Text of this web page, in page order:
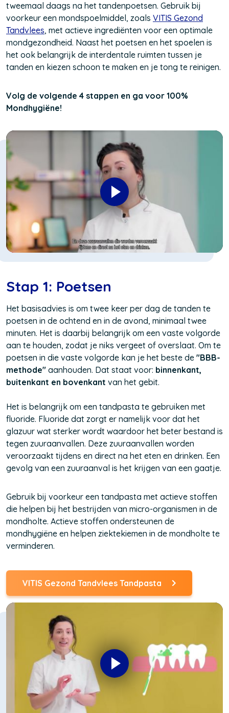
tweemaal daags na het tandenpoetsen. Gebruik bij
voorkeur een mondspoelmiddel, zoals V(Opent
in
een
nieuw
venster)
ITIS Gezond
Tandvlees(Opent
in
een
nieuw
, met actieve ingrediënten voor een optimale
mondgezondheid. Naast het poetsen en het spoelen is
het ook belangrijk de interdentale ruimten tussen je
tanden en kiezen schoon te maken en je tong te reinigen.
Volg de volgende 4 stappen en ga voor 100%
Mondhygiëne!
Stap 1: Poetsen
Het basisadvies is om twee keer per dag de tanden te
poetsen in de ochtend en in de avond, minimaal twee
minuten. Het is daarbij belangrijk om een vaste volgorde
aan te houden, zodat je niks vergeet of overslaat. Om te
poetsen in die vaste volgorde kan je het beste de "BBB-
methode" aanhouden. Dat staat voor: binnenkant,
buitenkant en bovenkant van het gebit.
Het is belangrijk om een tandpasta te gebruiken met
fluoride. Fluoride dat zorgt er namelijk voor dat het
glazuur wat sterker wordt waardoor het beter bestand is
tegen zuuraanvallen. Deze zuuraanvallen worden
veroorzaakt tijdens en direct na het eten en drinken. Een
gevolg van een zuuraanval is het krijgen van een gaatje.
Gebruik bij voorkeur een tandpasta met actieve stoffen
die helpen bij het bestrijden van micro-organismen in de
mondholte. Actieve stoffen ondersteunen de
mondhygiëne en helpen ziektekiemen in de mondholte te
verminderen.
VITIS Gezond Tandvlees Tandpasta
(Opent
in
een
venster)